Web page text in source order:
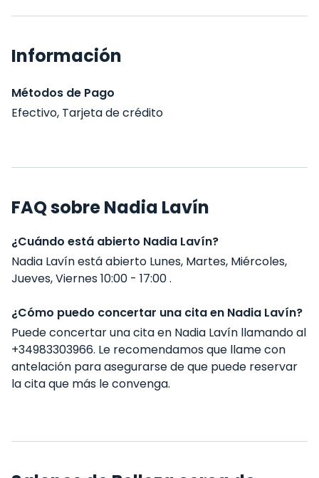
Información
Métodos de Pago
Efectivo, Tarjeta de crédito
FAQ sobre Nadia Lavín
¿Cuándo está abierto Nadia Lavín?
Nadia Lavín está abierto Lunes, Martes, Miércoles,
Jueves, Viernes 10:00 - 17:00 .
¿Cómo puedo concertar una cita en Nadia Lavín?
Puede concertar una cita en Nadia Lavín llamando al
+34983303966. Le recomendamos que llame con
antelación para asegurarse de que puede reservar
la cita que más le convenga.